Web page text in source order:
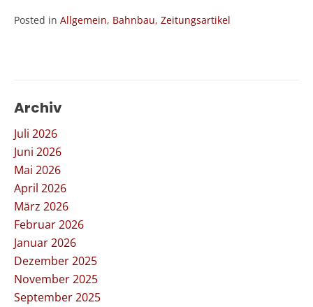
Posted in Allgemein, Bahnbau, Zeitungsartikel
Archiv
Juli 2026
Juni 2026
Mai 2026
April 2026
März 2026
Februar 2026
Januar 2026
Dezember 2025
November 2025
September 2025